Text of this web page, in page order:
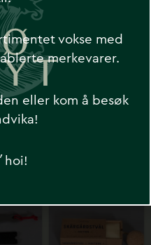
vokse med
merkevarer.
eller kom å besøk